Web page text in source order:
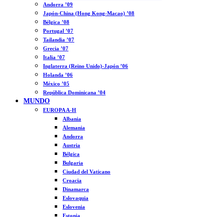
Andorra ’09
Japón-China (Hong Kong-Macao) ’08
Bélgica ’08
Portugal ’07
Tailandia ’07
Grecia ’07
Italia ’07
Inglaterra (Reino Unido)-Japón ’06
Holanda ’06
México ’05
República Dominicana ’04
MUNDO
EUROPA A-H
Albania
Alemania
Andorra
Austria
Bélgica
Bulgaria
Ciudad del Vaticano
Croacia
Dinamarca
Eslovaquia
Eslovenia
Estonia